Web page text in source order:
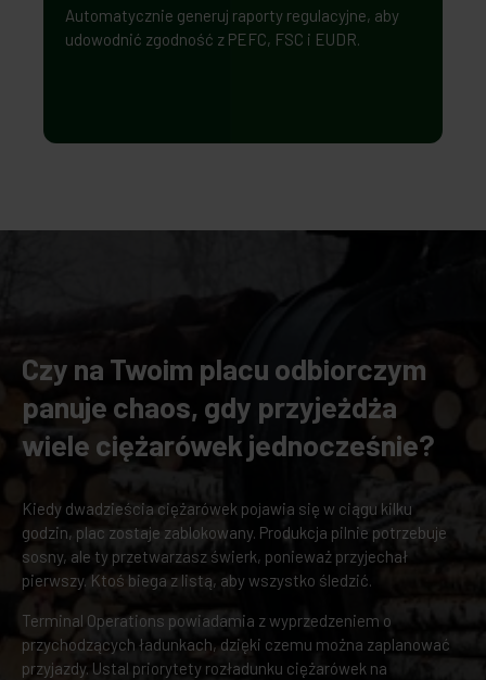
Automatycznie generuj raporty regulacyjne, aby
udowodnić zgodność z PEFC, FSC i EUDR.
Czy na Twoim placu odbiorczym
panuje chaos, gdy przyjeżdża
wiele ciężarówek jednocześnie?
Kiedy dwadzieścia ciężarówek pojawia się w ciągu kilku
godzin, plac zostaje zablokowany. Produkcja pilnie potrzebuje
sosny, ale ty przetwarzasz świerk, ponieważ przyjechał
pierwszy. Ktoś biega z listą, aby wszystko śledzić.
Terminal Operations powiadamia z wyprzedzeniem o
przychodzących ładunkach, dzięki czemu można zaplanować
przyjazdy. Ustal priorytety rozładunku ciężarówek na